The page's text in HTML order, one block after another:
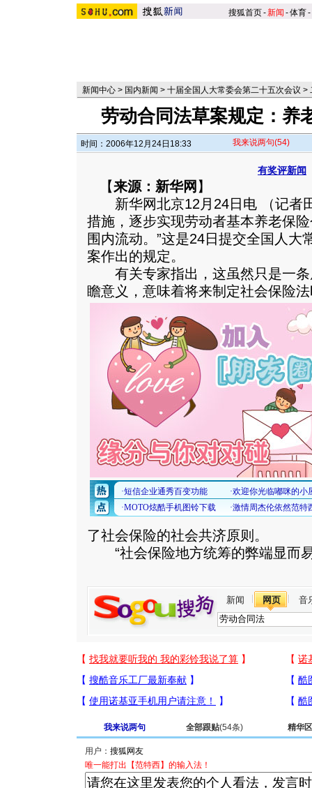
搜狐首页-新闻 -体育-
新闻中心 > 国内新闻 > 十届全国人大常委会第二十五次会议 >
劳动合同法草案规定：养
时间：2006年12月24日18:33 我来说两句(54)
有奖评新闻
【来源：新华网 】
新华网北京12月24日电 （记者
措施，逐步实现劳动者基本养老保
围内流动。”这是24日提交全国人大
案作出的规定。
有关专家指出，这虽然只是一条
瞻意义，意味着将来制定社会保险
了社会保险的社会共济原则。
“社会保险地方统筹的弊端显而
新闻 网页 音
我来说两句 全部跟贴(54条) 精华区
用户：
唯一能打出【范特西】的输入法！